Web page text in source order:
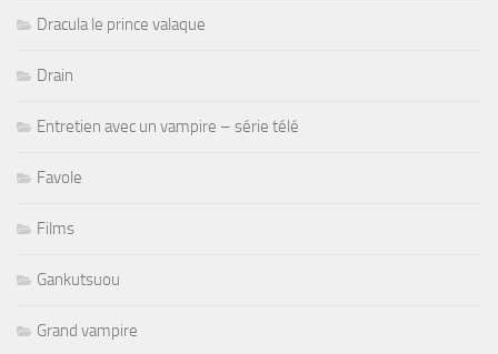
Dracula le prince valaque
Drain
Entretien avec un vampire – série télé
Favole
Films
Gankutsuou
Grand vampire